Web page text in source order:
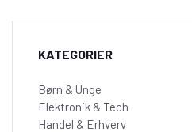
KATEGORIER
Børn & Unge
Elektronik & Tech
Handel & Erhverv